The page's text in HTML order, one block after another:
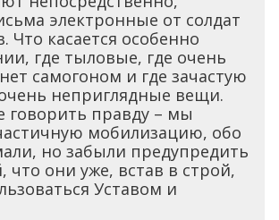
электронные от солдат
Что касается особенно
где тыловые, где очень
самогоном и где зачастую
неприглядные вещи.
говорить правду – мы
мобилизацию, обо
но забыли предупредить
что они уже, встав в строй,
Уставом и